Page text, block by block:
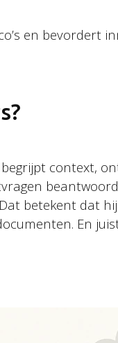
en bevordert
begrijpt context,
betekent dat
En